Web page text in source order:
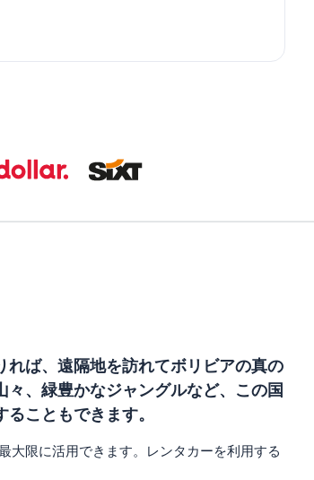
ば、遠隔地を訪れてボリビアの真の
、緑豊かなジャングルなど、この国
こともできます。
大限に活用できます。レンタカーを利用する